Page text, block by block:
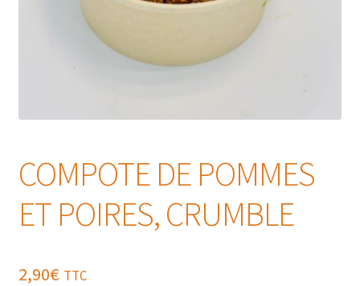
COMPOTE DE POMMES
ET POIRES, CRUMBLE
2,90€ TTC